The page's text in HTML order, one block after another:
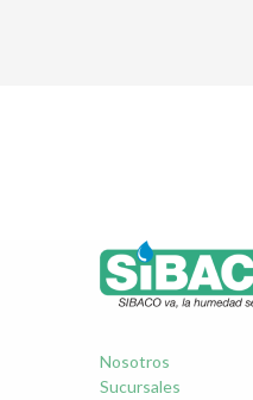
Nosotros
Sucursales